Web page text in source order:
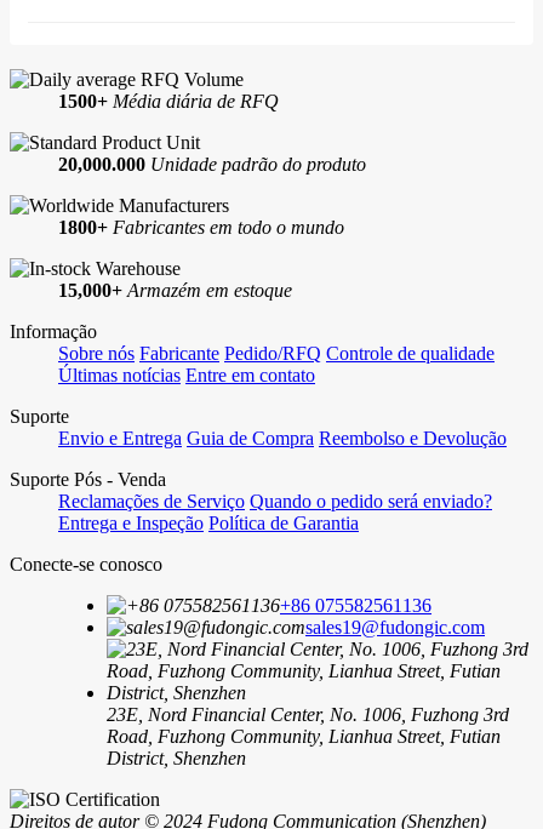
1500+ Média diária de RFQ
20,000.000 Unidade padrão do produto
1800+ Fabricantes em todo o mundo
15,000+ Armazém em estoque
Informação
Sobre nós Fabricante Pedido/RFQ Controle de qualidade
Últimas notícias Entre em contato
Suporte
Envio e Entrega Guia de Compra Reembolso e Devolução
Suporte Pós - Venda
Reclamações de Serviço Quando o pedido será enviado?
Entrega e Inspeção Política de Garantia
Conecte-se conosco
+86 075582561136
sales19@fudongic.com
23E, Nord Financial Center, No. 1006, Fuzhong 3rd
Road, Fuzhong Community, Lianhua Street, Futian
District, Shenzhen
Direitos de autor © 2024 Fudong Communication (Shenzhen)